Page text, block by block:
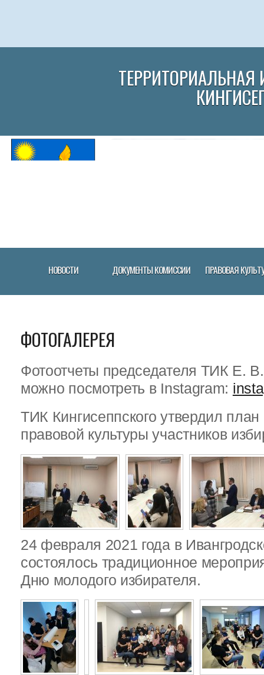
НОВОСТИ ДОКУМЕНТЫ КОМИССИИ ПРАВОВАЯ
ФОТОГАЛЕРЕЯ
Фотоотчеты председателя ТИК Е.
можно посмотреть в Instagram:
ТИК Кингисеппского утвердил
правовой культуры участников
24 февраля 2021 года в
состоялось традиционное
Дню молодого избирателя.